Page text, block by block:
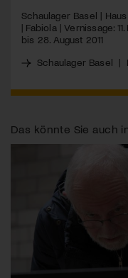
Schaulager Basel |
| Fabiola | Vernissage:
bis 28. August 2011
Schaulager Basel |
Das könnte Sie auch